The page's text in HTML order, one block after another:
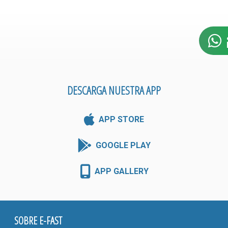
DESCARGA NUESTRA APP
APP STORE
GOOGLE PLAY
APP GALLERY
SOBRE E-FAST